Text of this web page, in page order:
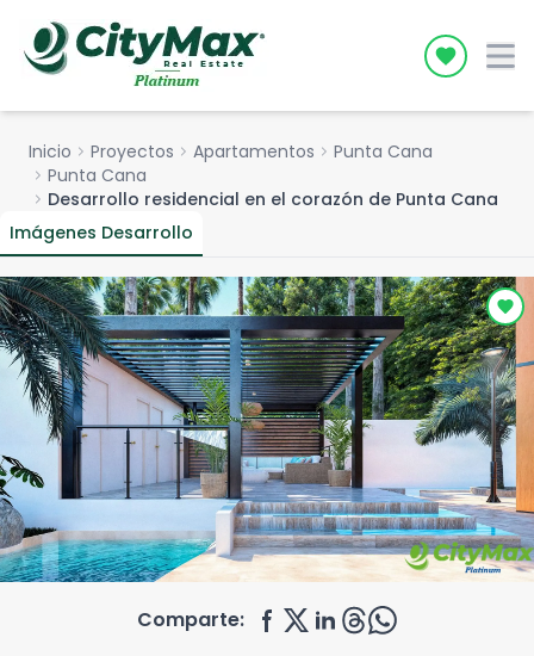
Icon
Inicio chevron_right Proyectos chevron_right Apartamentos chevron_right Punta Cana
chevron_right Punta Cana
chevron_right Desarrollo residencial en el corazón de Punta Cana
Imágenes Desarrollo
Comparte: